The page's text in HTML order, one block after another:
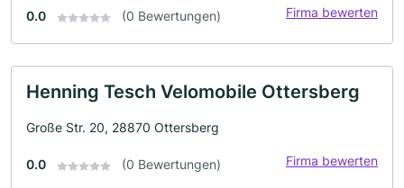
0.0 (0 Bewertungen) Firma bewerten
Henning Tesch Velomobile Ottersberg
Große Str. 20, 28870 Ottersberg
0.0 (0 Bewertungen) Firma bewerten